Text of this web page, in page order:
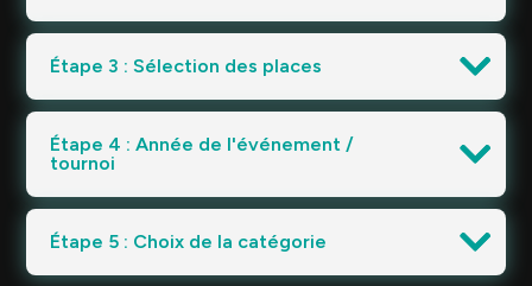
Étape 3 : Sélection des places
Étape 4 : Année de l'événement /
tournoi
Étape 5 : Choix de la catégorie